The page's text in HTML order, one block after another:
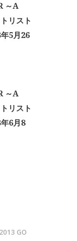
～A
リスト
5月26
～A
リスト
6月8
GO